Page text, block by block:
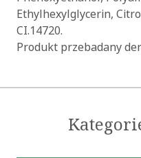
Ethylhexylglycerin,
CI.14720.
Produkt przebadany